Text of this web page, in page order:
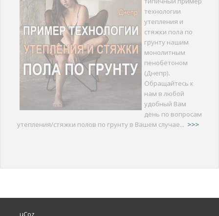
технологии
утепления и
стяжки пола по
грунту нашим
монолитным
пенобетоном
(Днепр).
Обращайтесь к
нам в любой
удобный Вам
день по вопросам
утепления/стяжки полов по грунту в Вашем случае... >>>
uCoz